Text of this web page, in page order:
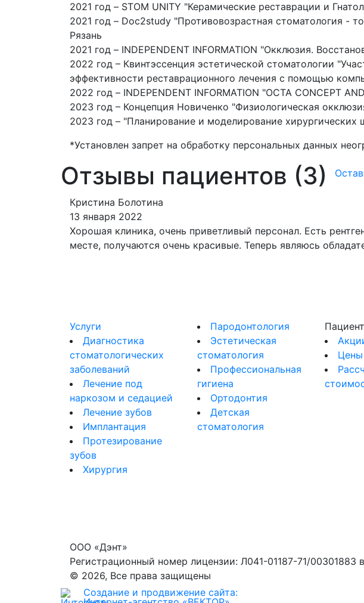
2021 год – STOM UNITY "Керамические реставрации и
2021 год – Doc2study "Противовозрастная стоматология -
Рязань
2021 год – INDEPENDENT INFORMATION "Окклюзия.
2022 год – Квинтэссенция эстетической стоматологии
эффективности реставрационного лечения с помощью
2022 год – INDEPENDENT INFORMATION "OCTA CONCEPT
2023 год – Концепция Новиченко "Физиологическая
2023 год – "Планирование и моделирование хирургических
*Установлен запрет на обработку персональных данных
Отзывы пациентов (3)
Кристина Болотина
13 января 2022
Хорошая клиника, очень приветливый персонал. Есть
месте, получаются очень красивые. Теперь являюсь
Услуги
Диагностика
стоматологических
заболеваний
Лечение под
наркозом и седацией
Лечение зубов
Имплантация
Протезирование
зубов
Хирургия
Пародонтология
Эстетическая
стоматология
Профессиональная
гигиена
Ортодонтия
Детская
стоматология
Цены
ООО «Дэнт»
Регистрационный номер лицензии: Л041-01187-71/
© 2026, Все права защищены
Создание и продвижение сайта: